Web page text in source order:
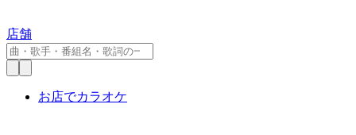
店舗
お店でカラオケ